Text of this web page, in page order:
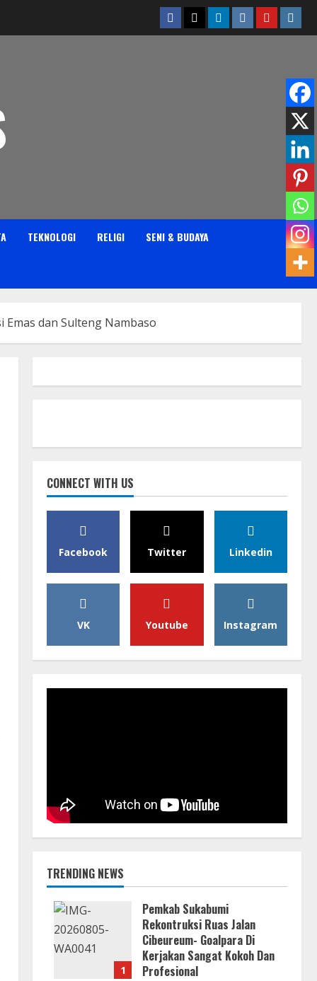
Facebook
TwitterLinkedin
VK Youtube
TEKNOLOGI RELIGI SENI & BUDAYA
dan Sulteng Nambaso
CONNECT WITH US
Facebook Twitter Linkedin
VK Youtube Instagram
TRENDING NEWS
1
Pemkab Sukabumi
Rekontruksi Ruas Jalan
Cibeureum- Goalpara Di
Kerjakan Sangat Kokoh Dan
Profesional